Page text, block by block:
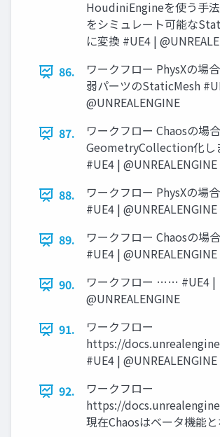
HoudiniEngineを使う手
をシミュレート可能な
に変換 #UE4 |
86.
ワークフロー PhysXの場
弱パーツのStaticMesh
@UNREALENGINE
87.
ワークフロー Chaosの場
GeometryCollection化し
#UE4 | @UNREALENGINE
88.
ワークフロー PhysXの場
#UE4 | @UNREALENGINE
89.
ワークフロー Chaosの場
#UE4 | @UNREALENGINE
90.
ワークフロー …… #UE4 |
@UNREALENGINE
91.
ワークフロー
https://
#UE4 | @UNREALENGINE
92.
ワークフロー
https://
現在Chaosはベータ機能